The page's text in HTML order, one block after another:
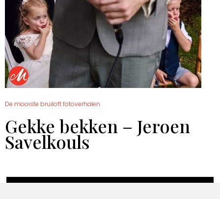
De mooiste bruiloft fotoverhalen
Gekke bekken – Jeroen
Savelkouls